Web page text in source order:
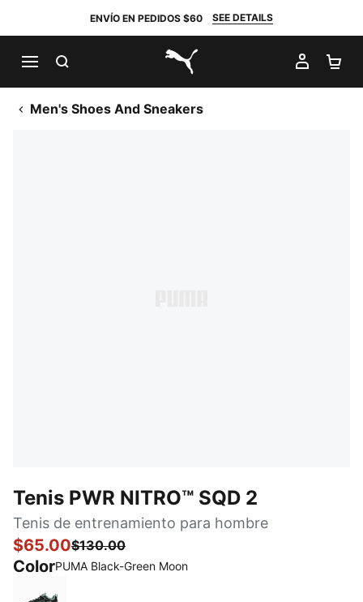
ENVÍO EN PEDIDOS $60 SEE DETAILS
PUMA.com
MI
Men's Shoes And Sneakers
Tenis PWR NITRO™ SQD 2
Tenis de entrenamiento para hombre
$65.00$130.00
ColorPUMA Black-Green Moon